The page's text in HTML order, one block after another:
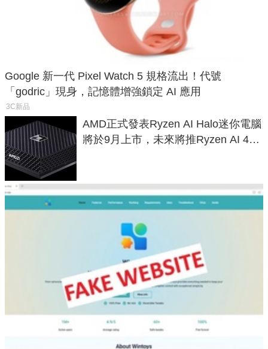
Google 新一代 Pixel Watch 5 規格流出！代號
「godric」現身，記憶體增強鎖定 AI 應用
3C新品
AMD正式發表Ryzen AI Halo迷你電腦
將於9月上市，未來將推Ryzen AI 400